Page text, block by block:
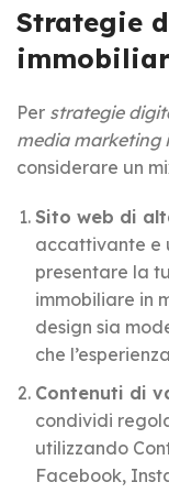
Strategie
Per strategie
media marketing
considerare un
Sito web di
accattivante e
presentare la
immobiliare in
design sia
che
Contenuti di
condividi
utilizzando
Facebook,